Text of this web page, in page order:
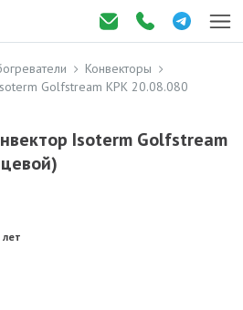
Конвекторы
Golfstream КРК 20.08.080
Isoterm Golfstream
лет